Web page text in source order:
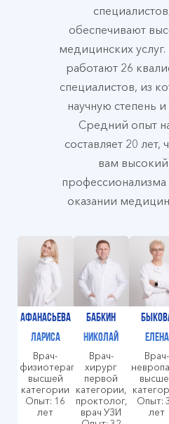
обеспечивают
медицинских
работают 26
специалистов, из
научную степень
Средний опыт
составляет 20 лет,
вам
оказании
Афанасьева
Лариса
Врач-
физиотерапевт
высшей
категории
Опыт: 16
лет
Бабкин
Николай
Врач-
хирург
первой
категории,
проктолог,
врач УЗИ
Елена
Врач-
Опыт:
лет